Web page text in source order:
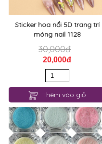
Sticker hoa nổi 5D trang trí
móng nail 1128
30,000đ
20,000đ
Thêm vào giỏ